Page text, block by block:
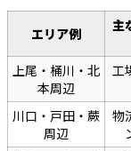
エリア例
主
上尾・桶川・北
本周辺
工
川口・戸田・蕨
周辺
物